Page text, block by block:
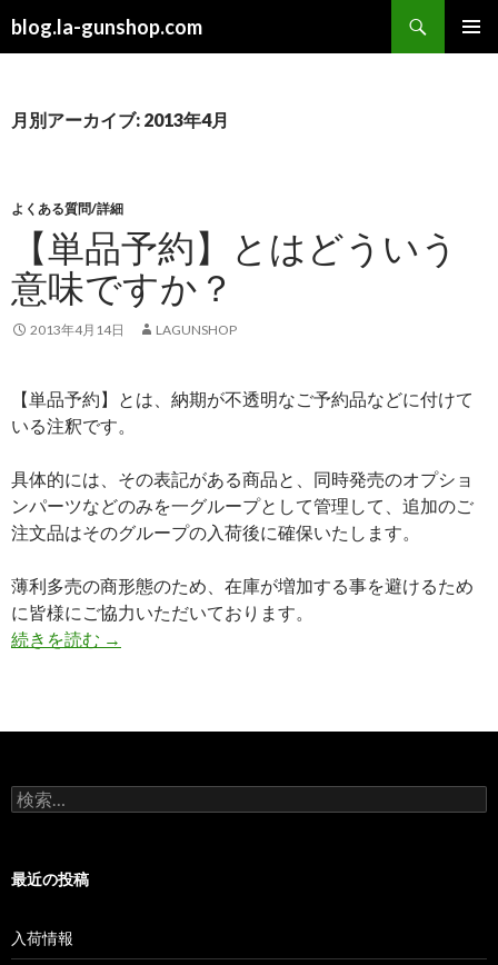
blog.la-gunshop.com
索
ン
キ
月別アーカイブ: 2013年4月
よくある質問/詳細
【単品予約】とはどういう
意味ですか？
2013年4月14日 LAGUNSHOP
【単品予約】とは、納期が不透明なご予約品などに付けて
いる注釈です。
具体的には、その表記がある商品と、同時発売のオプショ
ンパーツなどのみを一グループとして管理して、追加のご
注文品はそのグループの入荷後に確保いたします。
薄利多売の商形態のため、在庫が増加する事を避けるため
に皆様にご協力いただいております。
続きを読む 【単品予約】とはどういう意味ですか？
→
検
索
最近の投稿
入荷情報